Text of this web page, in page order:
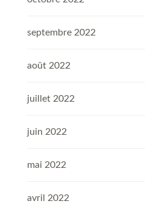
septembre 2022
août 2022
juillet 2022
juin 2022
mai 2022
avril 2022